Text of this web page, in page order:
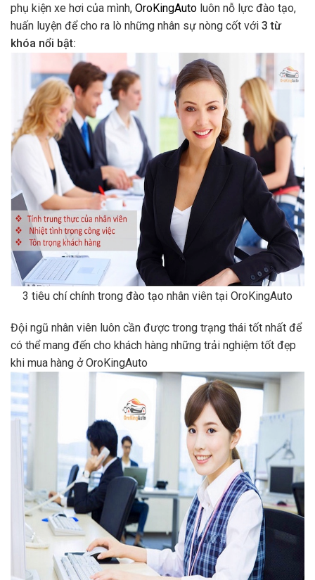
phụ kiện xe hơi của mình, OroKingAuto luôn nỗ lực đào tạo,
huấn luyện để cho ra lò những nhân sự nòng cốt với 3 từ
khóa nổi bật:
3 tiêu chí chính trong đào tạo nhân viên tại OroKingAuto
Đội ngũ nhân viên luôn cần được trong trạng thái tốt nhất để
có thể mang đến cho khách hàng những trải nghiệm tốt đẹp
khi mua hàng ở OroKingAuto